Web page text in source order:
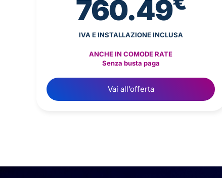
760.49
IVA E INSTALLAZIONE INCLUSA
ANCHE IN COMODE RATE
Senza busta paga
Vai all’offerta